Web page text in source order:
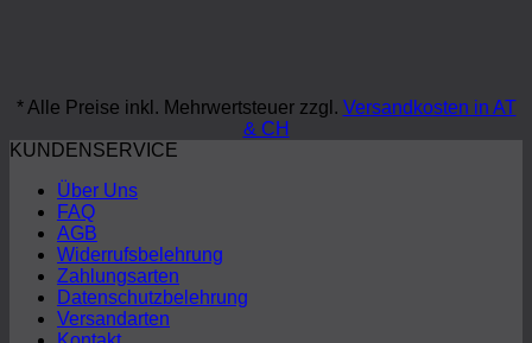
* Alle Preise inkl. Mehrwertsteuer zzgl. Versandkosten in AT
& CH
KUNDENSERVICE
Über Uns
FAQ
AGB
Widerrufsbelehrung
Zahlungsarten
Datenschutzbelehrung
Versandarten